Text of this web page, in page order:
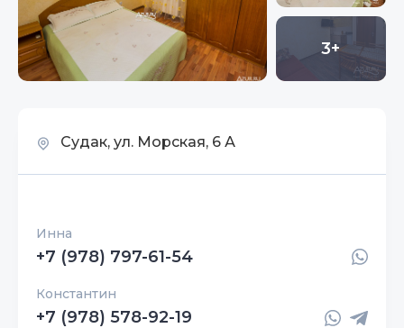
3+
Судак, ул. Морская, 6 А
Инна
+7 (978) 797-61-54
Константин
+7 (978) 578-92-19